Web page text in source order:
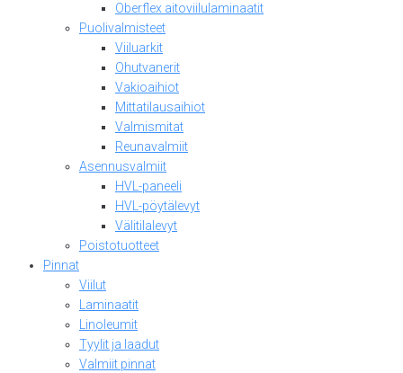
Oberflex aitoviilulaminaatit
Puolivalmisteet
Viiluarkit
Ohutvanerit
Vakioaihiot
Mittatilausaihiot
Valmismitat
Reunavalmiit
Asennusvalmiit
HVL-paneeli
HVL-pöytälevyt
Välitilalevyt
Poistotuotteet
Pinnat
Viilut
Laminaatit
Linoleumit
Tyylit ja laadut
Valmiit pinnat